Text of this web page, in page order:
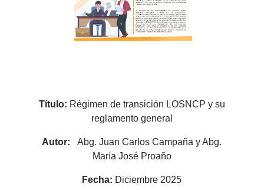
Título: Régimen de transición LOSNCP y su
reglamento general
Autor:Abg. Juan Carlos Campaña y Abg.
María José Proaño
Fecha: Diciembre 2025